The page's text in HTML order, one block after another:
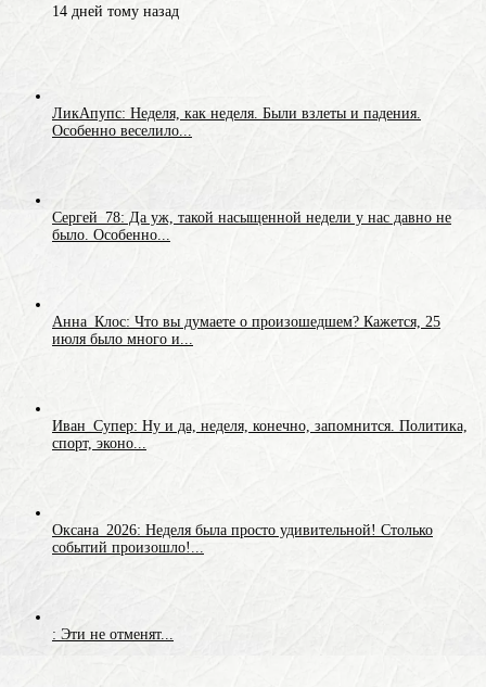
14 дней тому назад
ЛикАпупс: Неделя, как неделя. Были взлеты и падения.
Особенно веселило...
Сергей_78: Да уж, такой насыщенной недели у нас давно не
было. Особенно...
Анна_Клос: Что вы думаете о произошедшем? Кажется, 25
июля было много и...
Иван_Супер: Ну и да, неделя, конечно, запомнится. Политика,
спорт, эконо...
Оксана_2026: Неделя была просто удивительной! Столько
событий произошло!...
: Эти не отменят...